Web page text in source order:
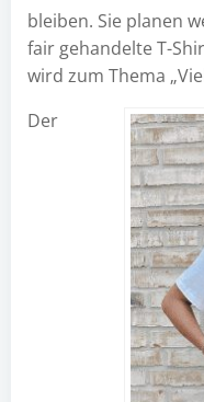
bleiben. Sie planen
fair gehandelte T-
wird zum Thema
Der